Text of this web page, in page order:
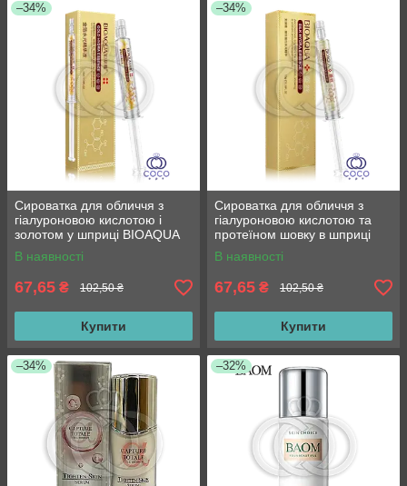
–34%
Сироватка для обличчя з
гіалуроновою кислотою і
золотом у шприці BIOAQUA
Gold 24K Hydra Essence 10 g
В наявності
67,65 ₴ 102,50 ₴
Купити
–34%
Сироватка для обличчя з
гіалуроновою кислотою та
протеїном шовку в шприці
BIOAQUA Silk Hydra Essence
10 g
В наявності
67,65 ₴ 102,50 ₴
Купити
–34% –32%